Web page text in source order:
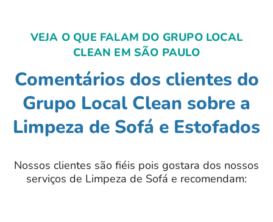
VEJA O QUE FALAM DO GRUPO LOCAL
CLEAN EM SÃO PAULO
Comentários dos clientes do
Grupo Local Clean sobre a
Limpeza de Sofá e Estofados
Nossos clientes são fiéis pois gostara dos nossos
serviços de Limpeza de Sofá e recomendam: